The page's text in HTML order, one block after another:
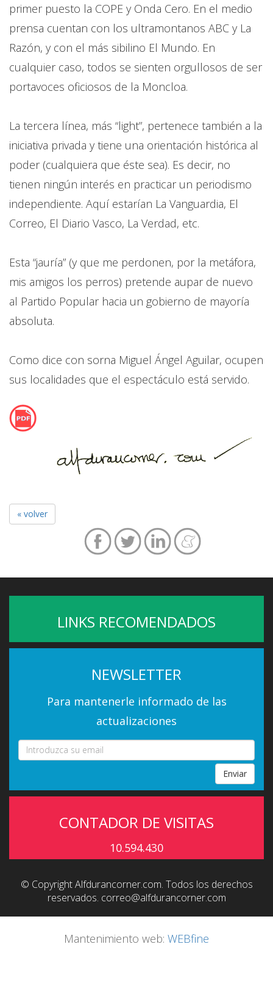
primer puesto la COPE y Onda Cero. En el medio
prensa cuentan con los ultramontanos ABC y La
Razón, y con el más sibilino El Mundo. En
cualquier caso, todos se sienten orgullosos de ser
portavoces oficiosos de la Moncloa.
La tercera línea, más “light”, pertenece también a la
iniciativa privada y tiene una orientación histórica al
poder (cualquiera que éste sea). Es decir, no
tienen ningún interés en practicar un periodismo
independiente. Aquí estarían La Vanguardia, El
Correo, El Diario Vasco, La Verdad, etc.
Esta “jauría” (y que me perdonen, por la metáfora,
mis amigos los perros) pretende aupar de nuevo
al Partido Popular hacia un gobierno de mayoría
absoluta.
Como dice con sorna Miguel Ángel Aguilar, ocupen
sus localidades que el espectáculo está servido.
« volver
LINKS RECOMENDADOS
NEWSLETTER
Para mantenerle informado de las
actualizaciones
Enviar
CONTADOR DE VISITAS
10.594.430
© Copyright Alfdurancorner.com. Todos los derechos
reservados. correo@alfdurancorner.com
Mantenimiento web: WEBfine